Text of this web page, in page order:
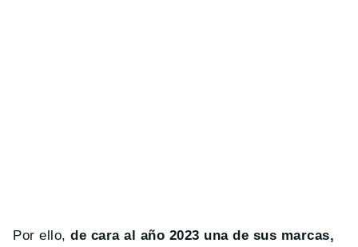
Por ello,de cara al año 2023 una de sus marcas,